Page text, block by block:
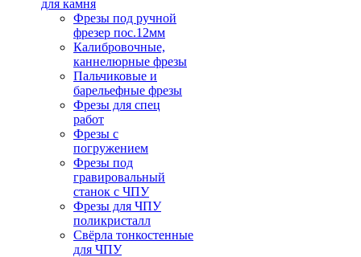
для камня
Фрезы под ручной
фрезер пос.12мм
Калибровочные,
каннелюрные фрезы
Пальчиковые и
барельефные фрезы
Фрезы для спец
работ
Фрезы с
погружением
Фрезы под
гравировальный
станок с ЧПУ
Фрезы для ЧПУ
поликристалл
Свёрла тонкостенные
для ЧПУ